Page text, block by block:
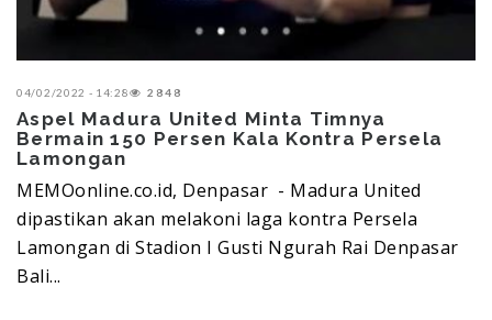
04/02/2022 - 14:28 2848
Aspel Madura United Minta Timnya
Bermain 150 Persen Kala Kontra Persela
Lamongan
MEMOonline.co.id, Denpasar - Madura United
dipastikan akan melakoni laga kontra Persela
Lamongan di Stadion I Gusti Ngurah Rai Denpasar
Bali...